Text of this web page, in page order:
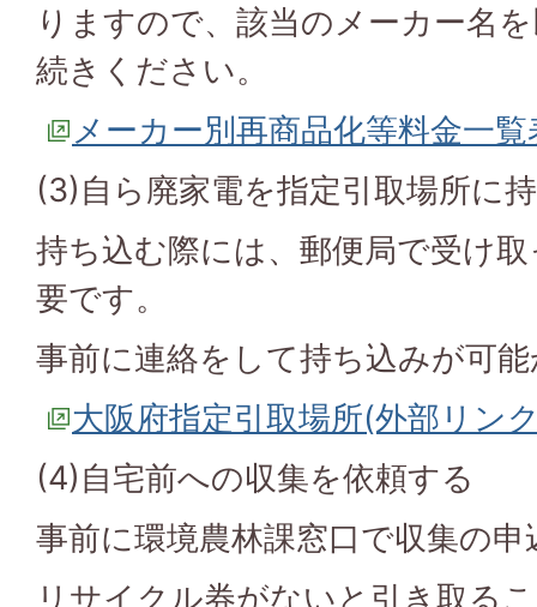
りますので、該当のメーカー名
続きください。
メーカー別再商品化等料金一
(3)自ら廃家電を指定引取場所に
持ち込む際には、郵便局で受け
要です。
事前に連絡をして持ち込みが可
大阪府指定引取場所(外部リン
(4)自宅前への収集を依頼する
事前に環境農林課窓口で収集の
リサイクル券がないと引き取る